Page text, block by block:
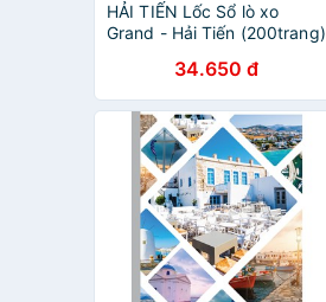
HẢI TIẾN Lốc Sổ lò xo
Grand - Hải Tiến (200trang)
34.650 đ